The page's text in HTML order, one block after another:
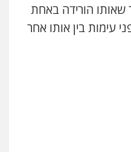
עורך דין פלילי
שאותו הורידה באחת
עימות בין אותו אחר